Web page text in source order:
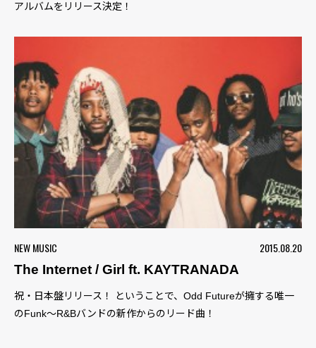
アルバムをリリース決定！
NEW MUSIC
2015.08.20
The Internet / Girl ft. KAYTRANADA
祝・日本盤リリース！ ということで、Odd Futureが擁する唯一
のFunk〜R&Bバンドの新作からのリード曲！